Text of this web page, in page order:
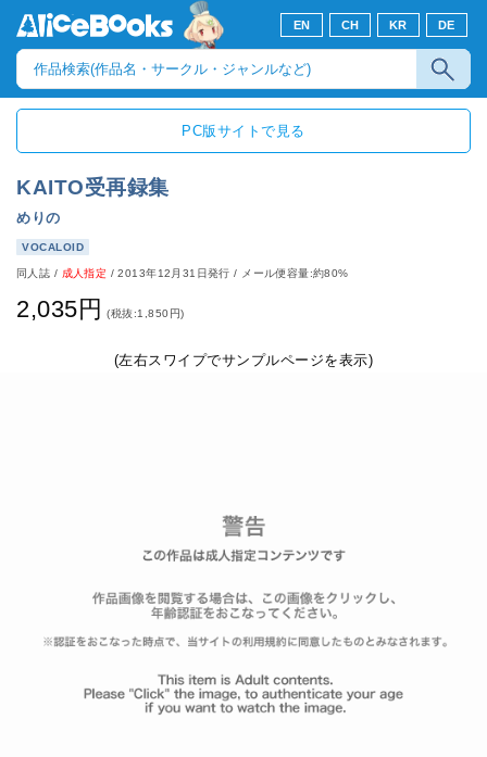
EN CH KR DE
PC版サイトで見る
KAITO受再録集
めりの
VOCALOID
同人誌 / 成人指定 /2013年12月31日発行 / メール便容量:約80%
2,035円 (税抜:1,850円)
(左右スワイプでサンプルページを表示)